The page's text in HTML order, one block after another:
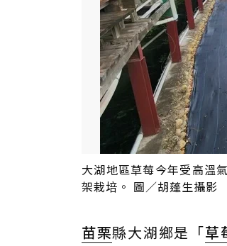
大湖地區草莓今年受高溫
架栽培。 圖／胡蓬生攝影
苗栗縣大湖鄉是「草